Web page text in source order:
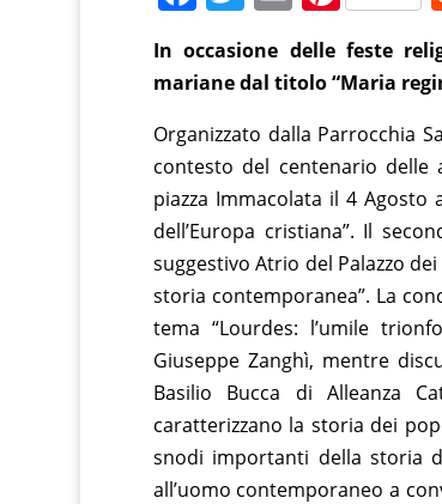
c
e
b
o
o
k
itt
er
m
ai
l
nt
er
e
st
In occasione delle feste
mariane dal titolo “Maria
Organizzato dalla Parrocchia
contesto del centenario
piazza Immacolata il 4 Agosto
dell’Europa cristiana”. Il
suggestivo Atrio del Palazzo
storia contemporanea”. La
tema “Lourdes: l’umile
Giuseppe Zanghì, mentre
Basilio Bucca di Alleanza
caratterizzano la storia dei
snodi importanti della storia
all’uomo contemporaneo a